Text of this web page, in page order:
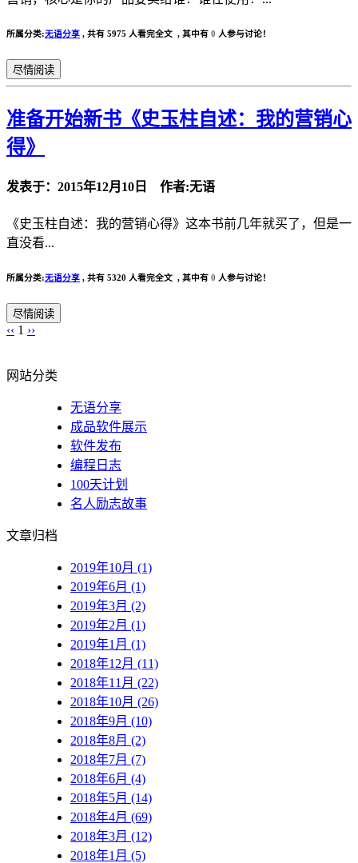
所属分类:无语分享 , 共有 5975 人看完全文 , 其中有 0 人参与讨论！
尽情阅读
准备开始新书《史玉柱自述：我的营销心
得》
发表于：2015年12月10日 作者:无语
《史玉柱自述：我的营销心得》这本书前几年就买了，但是一
直没看...
所属分类:无语分享 , 共有 5320 人看完全文 , 其中有 0 人参与讨论！
尽情阅读
‹‹ 1 ››
网站分类
无语分享
成品软件展示
软件发布
编程日志
100天计划
名人励志故事
文章归档
2019年10月 (1)
2019年6月 (1)
2019年3月 (2)
2019年2月 (1)
2019年1月 (1)
2018年12月 (11)
2018年11月 (22)
2018年10月 (26)
2018年9月 (10)
2018年8月 (2)
2018年7月 (7)
2018年6月 (4)
2018年5月 (14)
2018年4月 (69)
2018年3月 (12)
2018年1月 (5)